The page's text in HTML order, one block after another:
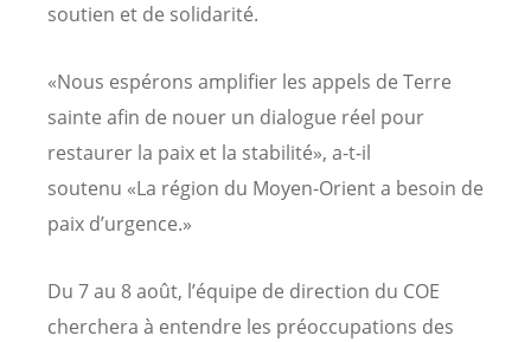
soutien et de solidarité.
«Nous espérons amplifier les appels de Terre
sainte afin de nouer un dialogue réel pour
restaurer la paix et la stabilité», a-t-il
soutenu «La région du Moyen-Orient a besoin de
paix d’urgence.»
Du 7 au 8 août, l’équipe de direction du COE
cherchera à entendre les préoccupations des